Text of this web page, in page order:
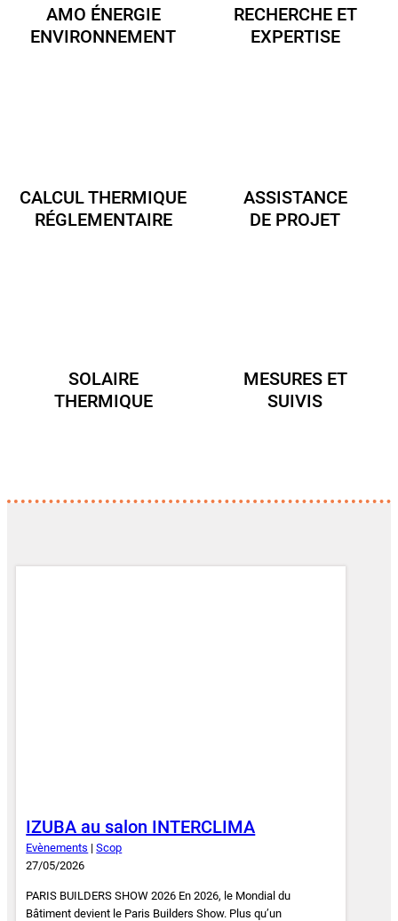
AMO ÉNERGIE
ENVIRONNEMENT
CALCUL THERMIQUE
RÉGLEMENTAIRE
SOLAIRE
THERMIQUE
RECHERCHE ET
EXPERTISE
ASSISTANCE
DE PROJET
MESURES ET
SUIVIS
IZUBA au salon INTERCLIMA
Evènements |Scop
27/05/2026
PARIS BUILDERS SHOW 2026 En 2026, le Mondial du
Bâtiment devient le Paris Builders Show. Plus qu’un